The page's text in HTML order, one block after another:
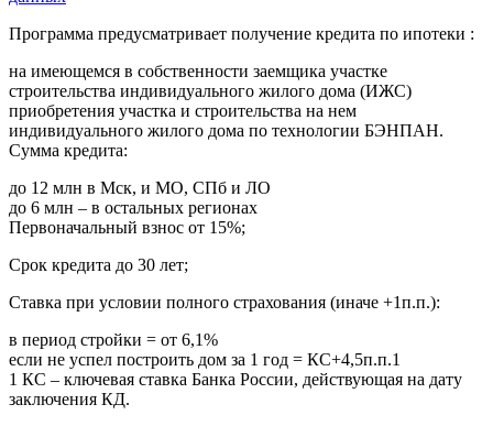
Программа предусматривает получение кредита по ипотеки :
на имеющемся в собственности заемщика участке
строительства индивидуального жилого дома (ИЖС)
приобретения участка и строительства на нем
индивидуального жилого дома по технологии БЭНПАН.
Сумма кредита:
до 12 млн в Мск, и МО, СПб и ЛО
до 6 млн – в остальных регионах
Первоначальный взнос от 15%;
Срок кредита до 30 лет;
Ставка при условии полного страхования (иначе +1п.п.):
в период стройки = от 6,1%
если не успел построить дом за 1 год = КС+4,5п.п.1
1 КС – ключевая ставка Банка России, действующая на дату
заключения КД.